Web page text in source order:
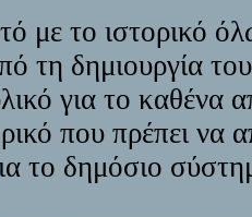
με το ιστορικό
τη δημιουργία
για το καθένα
που πρέπει να
το δημόσιο